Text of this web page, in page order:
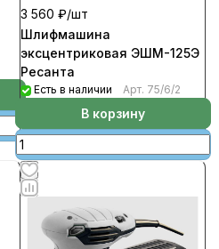
3 560 ₽/шт
Шлифмашина
эксцентриковая ЭШМ-125Э
Ресанта
Есть в наличии Арт. 75/6/2
В корзину